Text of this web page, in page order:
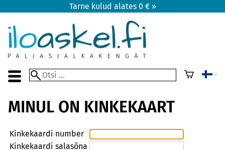
Tarne kulud alates 0 € »
MINUL ON KINKEKAART
Kinkekaardi number
Kinkekaardi salasõna